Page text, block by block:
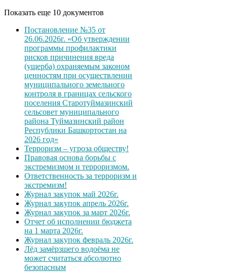
Показать еще 10 документов
Постановление №35 от
26.06.2026г. «Об утверждении
программы профилактики
рисков причинения вреда
(ущерба) охраняемым законом
ценностям при осуществлении
муниципального земельного
контроля в границах сельского
поселения Старотуймазинский
сельсовет муниципального
района Туймазинский район
Республики Башкортостан на
2026 год»
Терроризм – угроза обществу!
Правовая основа борьбы с
экстремизмом и терроризмом.
Ответственность за терроризм и
экстремизм!
Журнал закупок май 2026г.
Журнал закупок апрель 2026г.
Журнал закупок за март 2026г.
Отчет об исполнении бюджета
на 1 марта 2026г.
Журнал закупок февраль 2026г.
Лёд замёрзшего водоёма не
может считаться абсолютно
безопасным